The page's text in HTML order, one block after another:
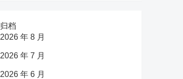
归档
2026 年 8 月
2026 年 7 月
2026 年 6 月